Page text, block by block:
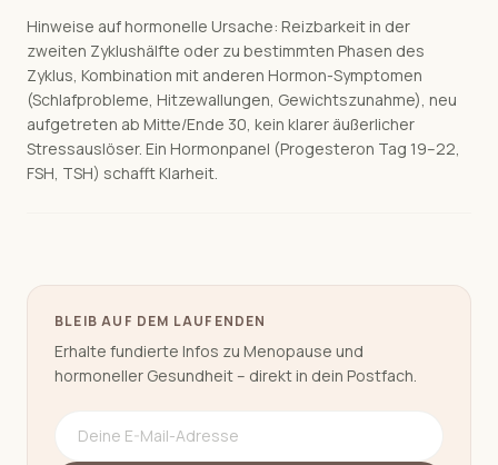
Hinweise auf hormonelle Ursache: Reizbarkeit in der
zweiten Zyklushälfte oder zu bestimmten Phasen des
Zyklus, Kombination mit anderen Hormon-Symptomen
(Schlafprobleme, Hitzewallungen, Gewichtszunahme), neu
aufgetreten ab Mitte/Ende 30, kein klarer äußerlicher
Stressauslöser. Ein Hormonpanel (Progesteron Tag 19–22,
FSH, TSH) schafft Klarheit.
BLEIB AUF DEM LAUFENDEN
Erhalte fundierte Infos zu Menopause und
hormoneller Gesundheit – direkt in dein Postfach.